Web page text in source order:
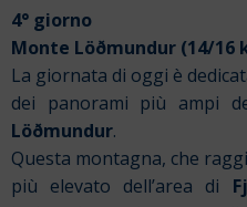
4° giorno
Monte Löðmundur (14/16
La giornata di oggi è
dei panorami più ampi
Löðmundur.
Questa montagna, che
più elevato dell’area di